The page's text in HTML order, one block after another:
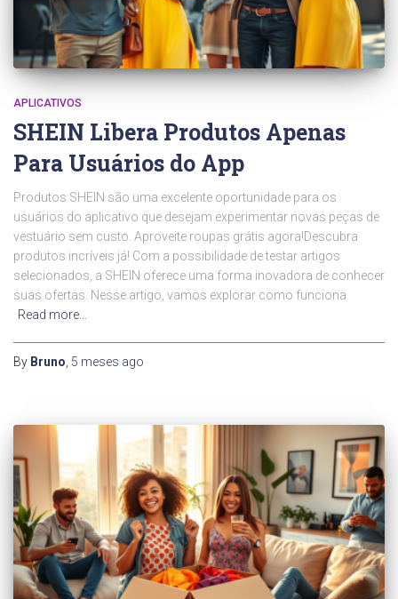
APLICATIVOS
SHEIN Libera Produtos Apenas
Para Usuários do App
Produtos SHEIN são uma excelente oportunidade para os
usuários do aplicativo que desejam experimentar novas peças de
vestuário sem custo. Aproveite roupas grátis agora!Descubra
produtos incríveis já! Com a possibilidade de testar artigos
selecionados, a SHEIN oferece uma forma inovadora de conhecer
suas ofertas. Nesse artigo, vamos explorar como funciona
Read more…
By Bruno 5 meses ago